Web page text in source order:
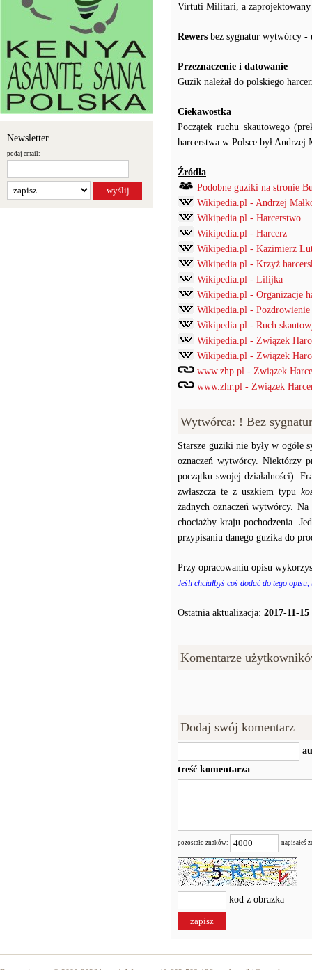
Newsletter
podaj email:
Virtuti Militari, a zaprojektowany
Rewers bez sygnatur wytwórcy -
Przeznaczenie i datowanie
Guzik należał do polskiego
Ciekawostka
Początek ruchu skautowego
harcerstwa w Polsce był Andrzej
Źródła
Podobne guziki na stronie
Wikipedia.pl - Andrzej
Wikipedia.pl - Harcerstwo
Wikipedia.pl - Harcerz
Wikipedia.pl - Kazimierz
Wikipedia.pl - Krzyż
Wikipedia.pl - Lilijka
Wikipedia.pl - Organizacje
Wikipedia.pl - Pozdrowienie
Wikipedia.pl - Ruch
Wikipedia.pl - Związek
Wikipedia.pl - Związek
www.zhp.pl - Związek
www.zhr.pl - Związek
Wytwórca: ! Bez
Starsze guziki nie były w ogóle
oznaczeń wytwórcy. Niektórzy
początku swojej działalności).
zwłaszcza te z uszkiem typu
żadnych oznaczeń wytwórcy.
chociażby kraju pochodzenia.
przypisaniu danego guzika do
Przy opracowaniu opisu
Jeśli chciałbyś coś dodać do tego
Ostatnia aktualizacja: 2017-11-15
Komentarze
Dodaj swój komentarz
treść komentarza
pozostało znaków: napisałeś
kod z obrazka